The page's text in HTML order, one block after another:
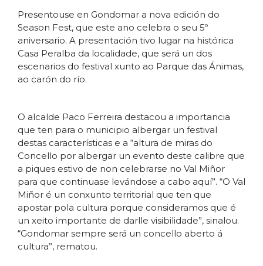
Presentouse en Gondomar a nova edición do
Season Fest, que este ano celebra o seu 5º
aniversario. A presentación tivo lugar na histórica
Casa Peralba da localidade, que será un dos
escenarios do festival xunto ao Parque das Ánimas,
ao carón do río.
O alcalde Paco Ferreira destacou a importancia
que ten para o municipio albergar un festival
destas características e a “altura de miras do
Concello por albergar un evento deste calibre que
a piques estivo de non celebrarse no Val Miñor
para que continuase levándose a cabo aquí”. “O Val
Miñor é un conxunto territorial que ten que
apostar pola cultura porque consideramos que é
un xeito importante de darlle visibilidade”, sinalou.
“Gondomar sempre será un concello aberto á
cultura”, rematou.